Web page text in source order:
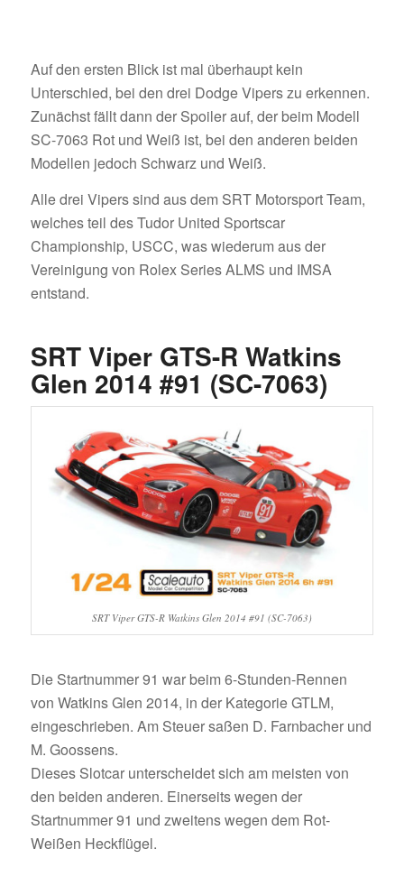
Auf den ersten Blick ist mal überhaupt kein
Unterschied, bei den drei Dodge Vipers zu erkennen.
Zunächst fällt dann der Spoiler auf, der beim Modell
SC-7063 Rot und Weiß ist, bei den anderen beiden
Modellen jedoch Schwarz und Weiß.
Alle drei Vipers sind aus dem SRT Motorsport Team,
welches teil des Tudor United Sportscar
Championship, USCC, was wiederum aus der
Vereinigung von Rolex Series ALMS und IMSA
entstand.
SRT Viper GTS-R Watkins
Glen 2014 #91 (SC-7063)
SRT Viper GTS-R Watkins Glen 2014 #91 (SC-7063)
Die Startnummer 91 war beim 6-Stunden-Rennen
von Watkins Glen 2014, in der Kategorie GTLM,
eingeschrieben. Am Steuer saßen D. Farnbacher und
M. Goossens.
Dieses Slotcar unterscheidet sich am meisten von
den beiden anderen. Einerseits wegen der
Startnummer 91 und zweitens wegen dem Rot-
Weißen Heckflügel.